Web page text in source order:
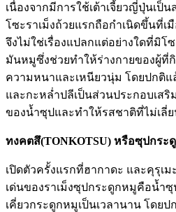
เนื่องจากมีการใช้เต้าเจี้ยวญี่ปุ่นเ
โซะราเม็งถ้วยแรกถือกำเนิดขึ้นที่เ
จึงไม่ใช่เรื่องแปลกแต่อย่างใดที่มิโ
มันหมูซึ่งช่วยทำให้ร่างกายของผู้ที่กิ
ความหนาและเหนียวนุ่ม โดยปกติแ
และกะหลํ่าปลีเป็นส่วนประกอบเส
ของนํ้าซุปและทำให้รสชาติที่ไม่เลี่ย
ทงคตสึ(TONKOTSU) หรือซุปกระ
เปิดตัวครั้งแรกที่ฮากาดะ และคุรุเ
เด่นของราเม็งซุปกระดูกหมูคือนํ้า
เคี่ยวกระดูกหมูเป็นเวลานาน โดยป